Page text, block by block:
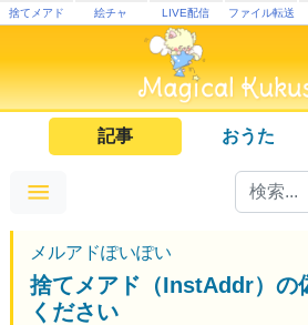
捨てメアド 絵チャ LIVE配信 ファイル転送
記事 おうた
メルアドぽいぽい
捨てメアド（InstAddr）の
ください